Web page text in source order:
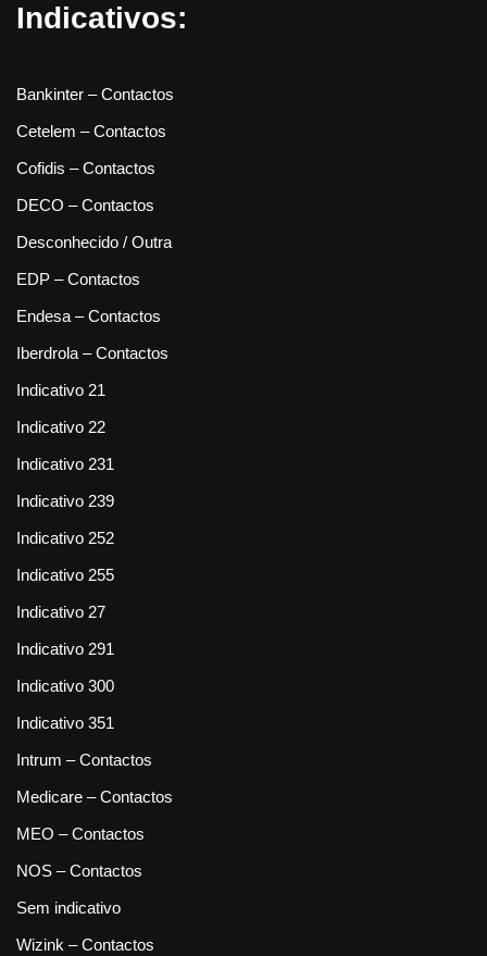
Indicativos:
Bankinter – Contactos
Cetelem – Contactos
Cofidis – Contactos
DECO – Contactos
Desconhecido / Outra
EDP – Contactos
Endesa – Contactos
Iberdrola – Contactos
Indicativo 21
Indicativo 22
Indicativo 231
Indicativo 239
Indicativo 252
Indicativo 255
Indicativo 27
Indicativo 291
Indicativo 300
Indicativo 351
Intrum – Contactos
Medicare – Contactos
MEO – Contactos
NOS – Contactos
Sem indicativo
Wizink – Contactos